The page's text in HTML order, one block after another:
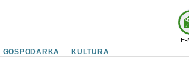
E-
GOSPODARKA KULTURA